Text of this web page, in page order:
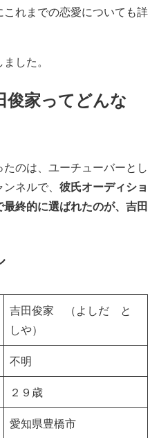
れまでの恋愛についても詳
した。
俊家ってどんな
のは、ユーチューバーとし
ネルで、 彼氏オーディショ
終的に選ばれたのが、吉田
吉田俊家 （よしだ と
しや）
不明
２９歳
愛知県豊橋市